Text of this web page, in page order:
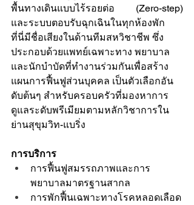
พื้นทางเดินแบบไร้รอยต่อ (Zero-step)
และระบบตอบรับฉุกเฉินในทุกห้องพัก
ที่นี่มีชื่อเสียงในด้านทีมสหวิชาชีพ ซึ่ง
ประกอบด้วยแพทย์เฉพาะทาง พยาบาล
และนักบำบัดที่ทำงานร่วมกันเพื่อสร้าง
แผนการฟื้นฟูส่วนบุคคล เป็นตัวเลือกอัน
ดับต้นๆ สำหรับครอบครัวที่มองหาการ
ดูแลระดับพรีเมียมตามหลักวิชาการใน
ย่านสุขุมวิท-แบริ่ง
การบริการ
การฟื้นฟูสมรรถภาพและการ
พยาบาลมาตรฐานสากล
การพักฟื้นเฉพาะทางโรคหลอดเลือด